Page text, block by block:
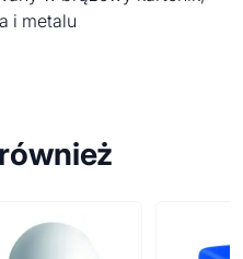
i metalu